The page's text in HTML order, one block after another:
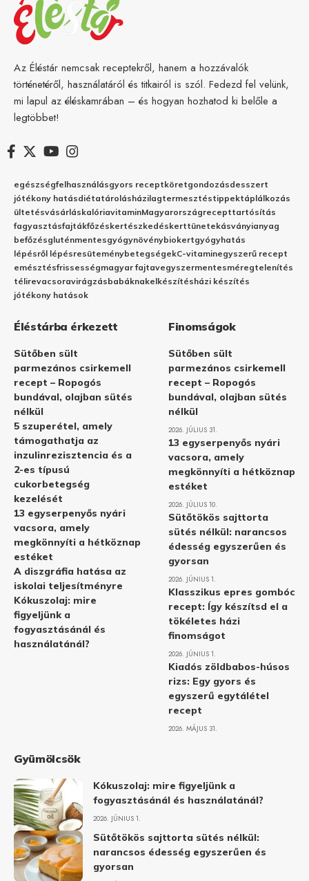
Az Éléstár nemcsak receptekről, hanem a hozzávalók
történetéről, használatáról és titkairól is szól. Fedezd fel velünk,
mi lapul az éléskamrában – és hogyan hozhatod ki belőle a
legtöbbet!
egészségfelhasználásgyors receptköretgondozásdesszert
jótékony hatásdiétatárolásházilagtermesztéstippektáplálkozás
ültetésvásárláskalóriavitaminMagyarországrecepttartósítás
fagyasztásfajtákfőzéskertészkedéskerttünetekásványianyag
befőzésgluténmentesgyógynövénybiokertgyógyhatás
lépésről lépésresüteménybetegségekC-vitaminegyszerű recept
emésztésfrissességmagyar fajtavegyszermentesméregtelenítés
télirevacsoravirágzásbabáknakelkészítésházi készítés
jótékony hatások
Éléstárba érkezett
Sütőben sült
parmezános csirkemell
recept – Ropogós
bundával, olajban sütés
nélkül
5 szuperétel, amely
támogathatja az
inzulinrezisztencia és a
2-es típusú
cukorbetegség
kezelését
13 egyserpenyős nyári
vacsora, amely
megkönnyíti a hétköznap
estéket
A diszgráfia hatása az
iskolai teljesítményre
Kókuszolaj: mire
figyeljünk a
fogyasztásánál és
használatánál?
Finomságok
Sütőben sült
parmezános csirkemell
recept – Ropogós
bundával, olajban sütés
nélkül
2026. JÚLIUS 31.
13 egyserpenyős nyári
vacsora, amely
megkönnyíti a hétköznap
estéket
2026. JÚLIUS 10.
Sütőtökös sajttorta
sütés nélkül: narancsos
édesség egyszerűen és
gyorsan
2026. JÚNIUS 1.
Klasszikus epres gombóc
recept: Így készítsd el a
tökéletes házi
finomságot
2026. JÚNIUS 1.
Kiadós zöldbabos-húsos
rizs: Egy gyors és
egyszerű egytálétel
recept
2026. MÁJUS 31.
Gyümölcsök
Kókuszolaj: mire figyeljünk a
fogyasztásánál és használatánál?
2026. JÚNIUS 1.
Sütőtökös sajttorta sütés nélkül:
narancsos édesség egyszerűen és
gyorsan